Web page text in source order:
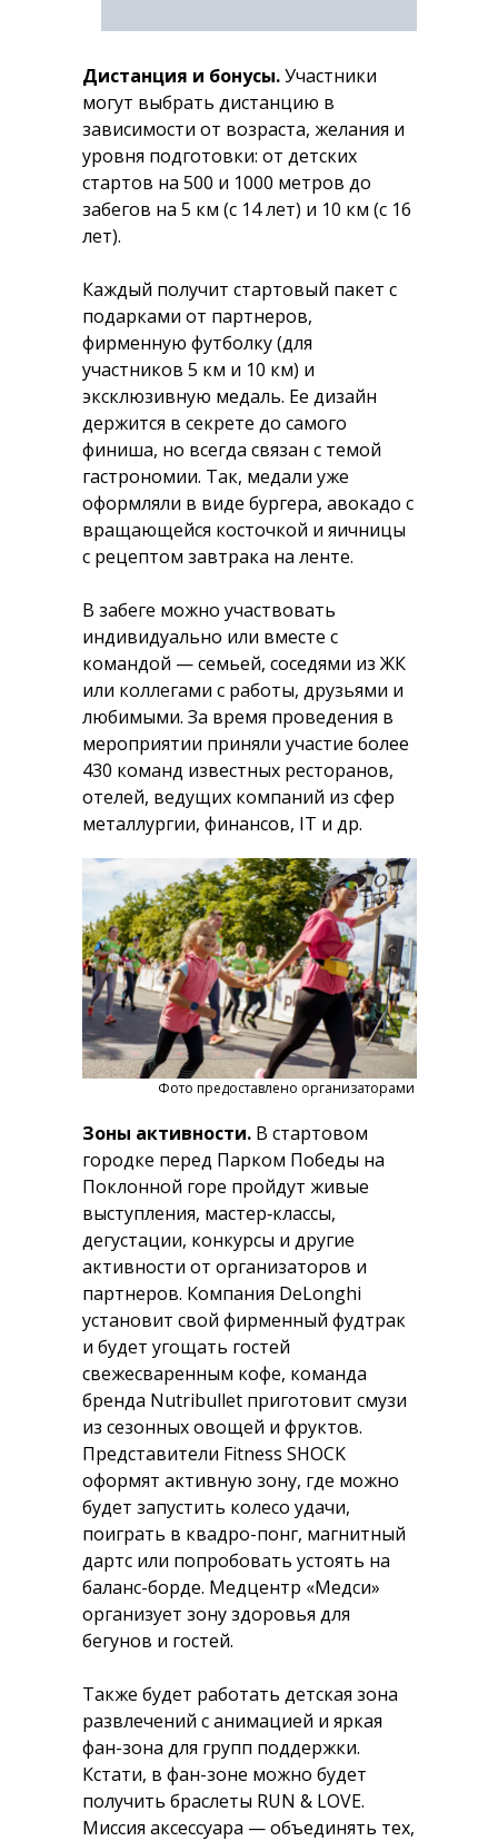
Дистанция и бонусы.Участники
могут выбрать дистанцию в
зависимости от возраста, желания и
уровня подготовки: от детских
стартов на 500 и 1000 метров до
забегов на 5 км (с 14 лет) и 10 км (с 16
лет).
Каждый получит стартовый пакет с
подарками от партнеров,
фирменную футболку (для
участников 5 км и 10 км) и
эксклюзивную медаль. Ее дизайн
держится в секрете до самого
финиша, но всегда связан с темой
гастрономии. Так, медали уже
оформляли в виде бургера, авокадо с
вращающейся косточкой и яичницы
с рецептом завтрака на ленте.
В забеге можно участвовать
индивидуально или вместе с
командой — семьей, соседями из ЖК
или коллегами с работы, друзьями и
любимыми. За время проведения в
мероприятии приняли участие более
430 команд известных ресторанов,
отелей, ведущих компаний из сфер
металлургии, финансов, IT и др.
Фото предоставлено организаторами
Зоны активности. В стартовом
городке перед Парком Победы на
Поклонной горе пройдут живые
выступления, мастер‑классы,
дегустации, конкурсы и другие
активности от организаторов и
партнеров. Компания DeLonghi
установит свой фирменный фудтрак
и будет угощать гостей
свежесваренным кофе, команда
бренда Nutribullet приготовит смузи
из сезонных овощей и фруктов.
Представители Fitness SHOCK
оформят активную зону, где можно
будет запустить колесо удачи,
поиграть в квадро-понг, магнитный
дартс или попробовать устоять на
баланс-борде. Медцентр «Медси»
организует зону здоровья для
бегунов и гостей.
Также будет работать детская зона
развлечений с анимацией и яркая
фан-зона для групп поддержки.
Кстати, в фан-зоне можно будет
получить браслеты RUN & LOVE.
Миссия аксессуара — объединять тех,